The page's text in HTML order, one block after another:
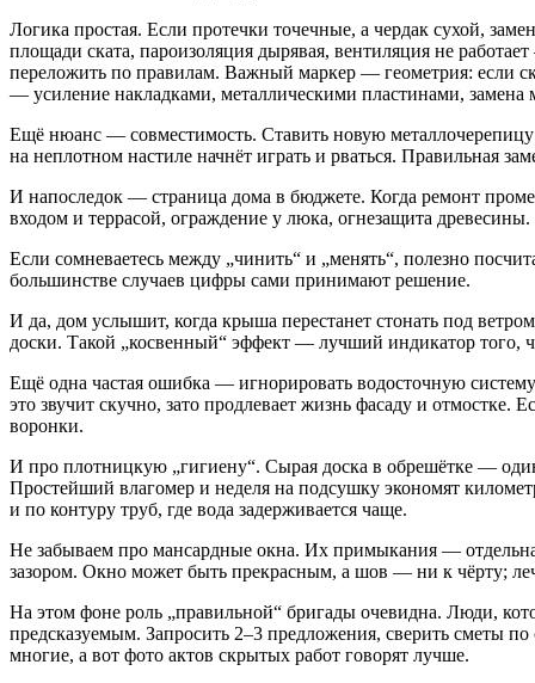
Логика простая. Если протечки точечные, а чердак сухой,
площади ската, пароизоляция дырявая, вентиляция не
переложить по правилам. Важный маркер — геометрия: если
— усиление накладками, металлическими пластинами,
Ещё нюанс — совместимость. Ставить новую
на неплотном настиле начнёт играть и рваться. Правильная
И напоследок — страница дома в бюджете. Когда ремонт
входом и террасой, ограждение у люка, огнезащита
Если сомневаетесь между „чинить“ и „менять“, полезно
большинстве случаев цифры сами принимают решение.
И да, дом услышит, когда крыша перестанет стонать под
доски. Такой „косвенный“ эффект — лучший индикатор того,
Ещё одна частая ошибка — игнорировать водосточную
это звучит скучно, зато продлевает жизнь фасаду и отмостке.
воронки.
И про плотницкую „гигиену“. Сырая доска в обрешётке —
Простейший влагомер и неделя на подсушку экономят
и по контуру труб, где вода задерживается чаще.
Не забываем про мансардные окна. Их примыкания —
зазором. Окно может быть прекрасным, а шов — ни к чёрту;
На этом фоне роль „правильной“ бригады очевидна. Люди,
предсказуемым. Запросить 2–3 предложения, сверить сметы
многие, а вот фото актов скрытых работ говорят лучше.